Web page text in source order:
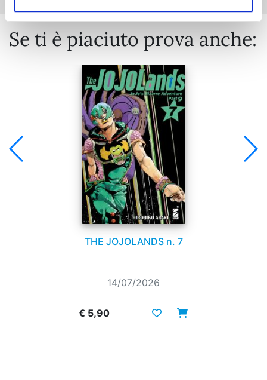
Se ti è piaciuto prova anche:
THE JOJOLANDS n. 7
14/07/2026
€ 5,90